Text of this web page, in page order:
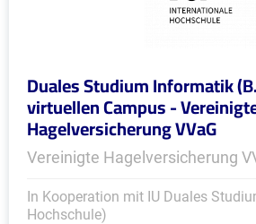
Duales Studium Informatik
virtuellen Campus -
Hagelversicherung VVaG
Vereinigte Hagelversicherung
In Kooperation mit IU Duales
Hochschule)